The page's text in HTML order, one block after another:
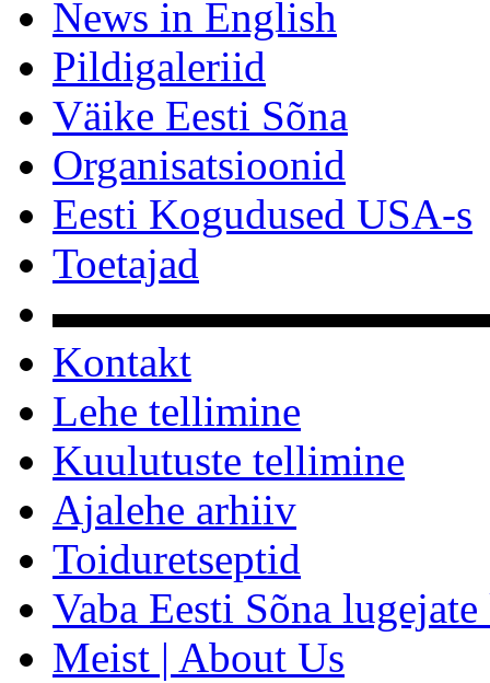
News in English
Pildigaleriid
Väike Eesti Sõna
Organisatsioonid
Eesti Kogudused USA-s
Toetajad
Kontakt
Lehe tellimine
Kuulutuste tellimine
Ajalehe arhiiv
Toiduretseptid
Vaba Eesti Sõna
Meist | About Us